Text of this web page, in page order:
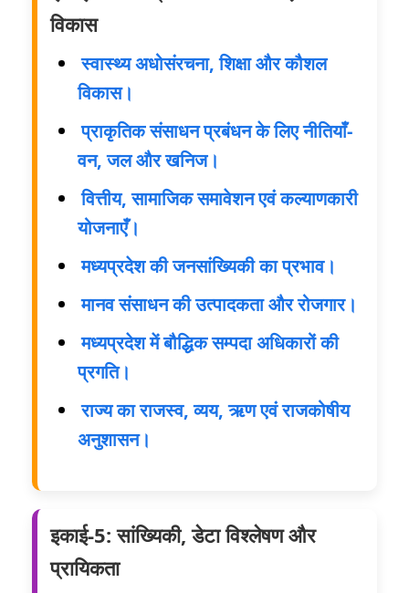
विकास
स्वास्थ्य अधोसंरचना, शिक्षा और कौशल
विकास।
प्राकृतिक संसाधन प्रबंधन के लिए नीतियाँ-
वन, जल और खनिज।
वित्तीय, सामाजिक समावेशन एवं कल्याणकारी
योजनाएँ।
मध्यप्रदेश की जनसांख्यिकी का प्रभाव।
मानव संसाधन की उत्पादकता और रोजगार।
मध्यप्रदेश में बौद्धिक सम्पदा अधिकारों की
प्रगति।
राज्य का राजस्व, व्यय, ऋण एवं राजकोषीय
अनुशासन।
इकाई-5: सांख्यिकी, डेटा विश्लेषण और
प्रायिकता